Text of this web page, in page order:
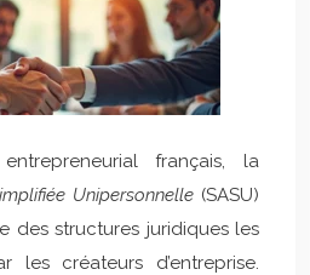
français, la
Unipersonnelle (SASU)
des structures juridiques les
les créateurs d’entreprise.